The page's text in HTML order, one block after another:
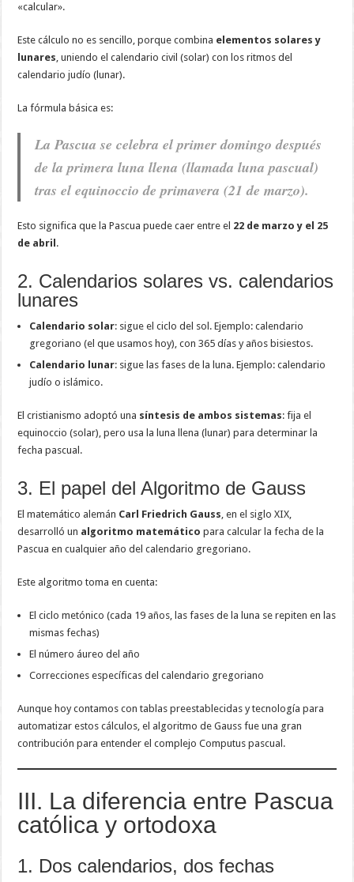
«calcular».
Este cálculo no es sencillo, porque combina elementos solares y
lunares, uniendo el calendario civil (solar) con los ritmos del
calendario judío (lunar).
La fórmula básica es:
La Pascua se celebra el primer domingo después
de la primera luna llena (llamada luna pascual)
tras el equinoccio de primavera (21 de marzo).
Esto significa que la Pascua puede caer entre el 22 de marzo y el 25
de abril .
2. Calendarios solares vs. calendarios
lunares
Calendario solar: sigue el ciclo del sol. Ejemplo: calendario
gregoriano (el que usamos hoy), con 365 días y años bisiestos.
Calendario lunar: sigue las fases de la luna. Ejemplo: calendario
judío o islámico.
El cristianismo adoptó una síntesis de ambos sistemas: fija el
equinoccio (solar), pero usa la luna llena (lunar) para determinar la
fecha pascual.
3. El papel del Algoritmo de Gauss
El matemático alemán Carl Friedrich Gauss, en el siglo XIX,
desarrolló un algoritmo matemático para calcular la fecha de la
Pascua en cualquier año del calendario gregoriano.
Este algoritmo toma en cuenta:
El ciclo metónico (cada 19 años, las fases de la luna se repiten en las
mismas fechas)
El número áureo del año
Correcciones específicas del calendario gregoriano
Aunque hoy contamos con tablas preestablecidas y tecnología para
automatizar estos cálculos, el algoritmo de Gauss fue una gran
contribución para entender el complejo Computus pascual.
III. La diferencia entre Pascua
católica y ortodoxa
1. Dos calendarios, dos fechas